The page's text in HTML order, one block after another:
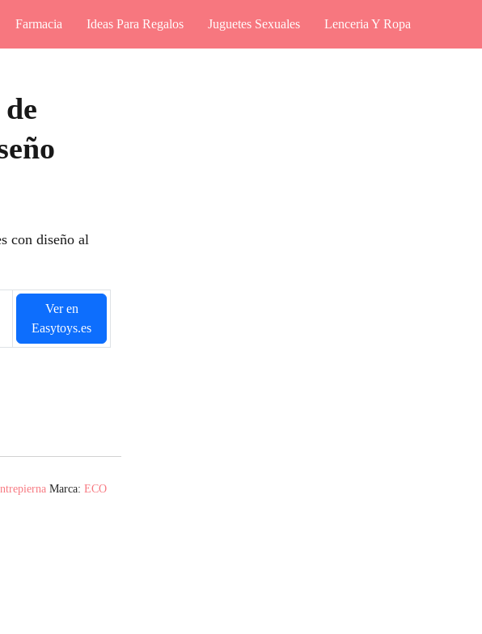
Farmacia Ideas Para Regalos Juguetes Sexuales Lenceria Y Ropa
con diseño al
Ver en
Easytoys.es
Marca: ECO